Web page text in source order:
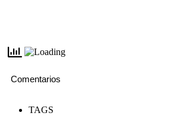
Comentarios
TAGS